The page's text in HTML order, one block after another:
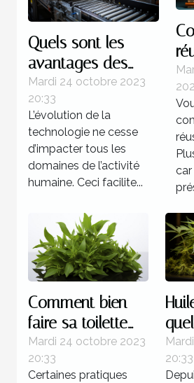
Quels sont les
avantages des
systèmes
d’automatisations ?
Mardi 24 octobre 2023
20:33
L’évolution de la
technologie ne cesse
d’impacter tous les
domaines de l’activité
humaine. Ceci facilite...
Comment bien
faire sa toilette
intime ?
Mardi 24 octobre 2023
20:33
Certaines pratiques
20:33